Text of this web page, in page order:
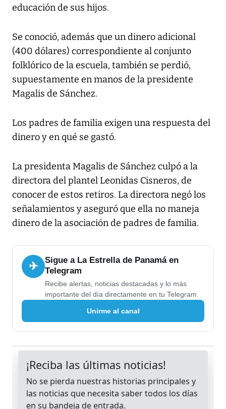
educación de sus hijos.
Se conoció, además que un dinero adicional
(400 dólares) correspondiente al conjunto
folklórico de la escuela, también se perdió,
supuestamente en manos de la presidente
Magalis de Sánchez.
Los padres de familia exigen una respuesta del
dinero y en qué se gastó.
La presidenta Magalis de Sánchez culpó a la
directora del plantel Leonidas Cisneros, de
conocer de estos retiros. La directora negó los
señalamientos y aseguró que ella no maneja
dinero de la asociación de padres de familia.
✈
Sigue a La Estrella de Panamá en
Telegram
Recibe alertas, noticias destacadas y lo más
importante del día directamente en tu Telegram.
Unirme al canal